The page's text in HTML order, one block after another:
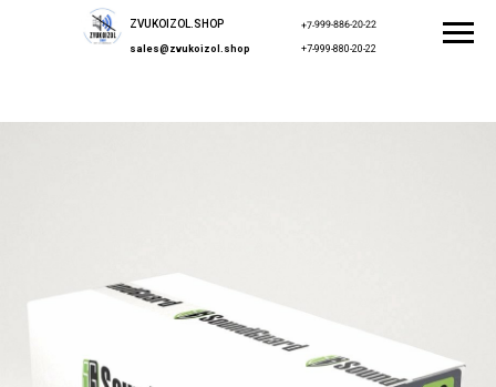
+7-999-880-20-22
+7-999-886-20-22
sales@zvukoizol.shop
ZVUKOIZOL.SHOP